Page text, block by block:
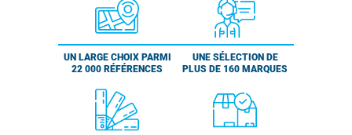
UN LARGE CHOIX PARMI
22 000 RÉFÉRENCES
UNE SÉLECTION DE
PLUS DE 160 MARQUES